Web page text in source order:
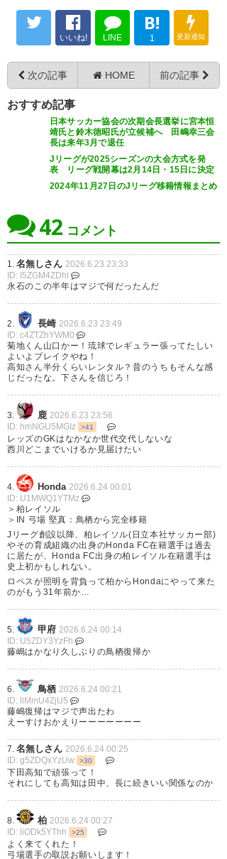
OUT 飯田 雅浩： 山口へ期限付き移籍
https://www.verdy.co.jp/news/15005
FC町田ゼルビア
横浜F・マリノス
OUT 渡辺 皓太： 神戸へ完全移籍
https://www.f-marinos.com/news/team/10181
OUT 埜口 怜乃： アスルクラロ沼津へ期限付き移
籍
https://www.f-marinos.com/news/team/10189
OUT 望月 耕平： 金沢へ期限付き移籍
https://www.f-marinos.com/news/team/10180
名古屋グランパス
OUT 行德 瑛： 長野へ期限付き移籍
https://nagoya-
grampus.jp/news/pressrelease/2026/0623-ac-
4.php
OUT 森 壮一朗： 岡山へ期限付き移籍
https://nagoya-
grampus.jp/news/pressrelease/2026/0623post-
2765.php
京都サンガF.C.
OUT 植田 悠太： 千葉へ期限付き移籍
https://www.sanga-fc.jp/news/detail/21175
ヴィッセル神戸
IN 渡辺 皓太 ： 横浜FMから完全移籍
https://www.vissel-
kobe.co.jp/news/article/26646.html
OUT 乾 貴士 ： 磐田へ完全移籍
https://www.vissel-
kobe.co.jp/news/article/26645.html
いいね! LINE
B!
1 更新通知
次の記事 HOME 前の記事
おすすめ記事
日本サッカー協会の次期会長選挙に宮本恒
靖氏と鈴木徳昭氏が立候補へ 田嶋幸三会
長は来年3月で退任
Jリーグが2025シーズンの大会方式を発
表 リーグ戦開幕は2月14日・15日に決定
2024年11月27日のJリーグ移籍情報まとめ
42 コメント
1. 名無しさん 2026.6.23 23:33
ID: I5ZGM4ZDhl
永石のこの半年はマジで何だったんだ
2. 長崎 2026.6.23 23:49
ID: c4ZTZhYWM0
菊地くん山口かー！琉球でレギュラー張ってたしい
よいよブレイクやね！
高知さん半分くらいレンタル？昔のうちもそんな感
じだったな。下さんを信じろ！
3. 鹿 2026.6.23 23:56
ID: hmNGU5MGIz
>41
レッズのGKはなかなか世代交代しないな
西川どこまでいけるか見届けたい
4. Honda 2026.6.24 00:01
ID: U1MWQ1YTMz
＞柏レイソル
＞IN 弓場 堅真：鳥栖から完全移籍
Jリーグ創設以降、柏レイソル(日立本社サッカー部)
やその育成組織の出身のHonda FC在籍選手は過去
に居たが、Honda FC出身の柏レイソル在籍選手は
史上初かもしれない。
ロペスが照明を背負って柏からHondaにやって来た
のがもう31年前か…
5. 甲府 2026.6.24 00:14
ID: U5ZDY3YzFh
藤嶋はかなり久しぶりの鳥栖復帰か
6. 鳥栖 2026.6.24 00:21
ID: llMmU4ZjU5
藤嶋復帰はマジで声出たわ
えーすけおかえりーーーーーーー
7. 名無しさん 2026.6.24 00:25
ID: g5ZDQxYzUw
>30
下田高知で頑張って！
それにしても高知は田中、長に続きいい関係なのか
8. 柏 2026.6.24 00:27
ID: liODk5YThh
>25
よく来てくれた！
弓場選手の取説お願いします！